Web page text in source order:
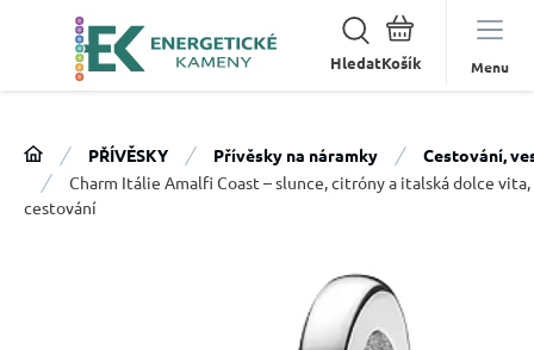
Hledat Menu
PŘÍVĚSKY Přívěsky na náramky
Cestování,
Charm Itálie Amalfi Coast – slunce, citróny a italská dolce
cestování